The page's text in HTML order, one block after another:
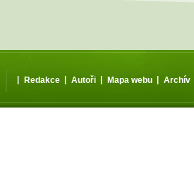
| Redakce | Autoři | Mapa webu | Archív